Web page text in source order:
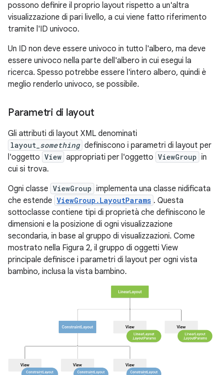
possono definire il proprio layout rispetto a un'altra
visualizzazione di pari livello, a cui viene fatto riferimento
tramite l'ID univoco.
Un ID non deve essere univoco in tutto l'albero, ma deve
essere univoco nella parte dell'albero in cui esegui la
ricerca. Spesso potrebbe essere l'intero albero, quindi è
meglio renderlo univoco, se possibile.
Parametri di layout
Gli attributi di layout XML denominati
layout_ something definiscono i parametri di layout per
l'oggetto View appropriati per l'oggetto ViewGroup in
cui si trova.
Ogni classe ViewGroup implementa una classe nidificata
che estende ViewGroup.LayoutParams . Questa
sottoclasse contiene tipi di proprietà che definiscono le
dimensioni e la posizione di ogni visualizzazione
secondaria, in base al gruppo di visualizzazioni. Come
mostrato nella Figura 2, il gruppo di oggetti View
principale definisce i parametri di layout per ogni vista
bambino, inclusa la vista bambino.